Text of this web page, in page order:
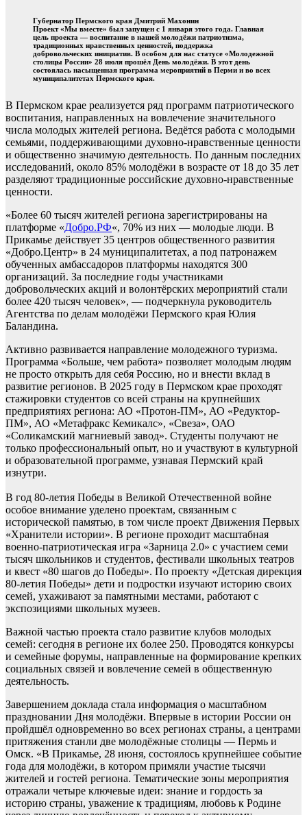
Губернатор Пермского края Дмитрий Махонин
Проект «Мы вместе» был запущен с 1 января этого года. Главная
цель проекта — воспитание в нашей молодёжи патриотизма,
традиционных нравственных ценностей, поддержка
добровольческих инициатив. В особом для нас статусе «Молодежной
столицы России» 28 июля прошёл День молодёжи. В этот день
состоялась насыщенная программа мероприятий в Перми и во всех
муниципалитетах Пермского края.
В Пермском крае реализуется ряд программ патриотического
воспитания, направленных на вовлечение значительного
числа молодых жителей региона. Ведётся работа с молодыми
семьями, поддерживающими духовно-нравственные ценности
и общественно значимую деятельность. По данным последних
исследований, около 85% молодёжи в возрасте от 18 до 35 лет
разделяют традиционные российские духовно-нравственные
ценности.
«Более 60 тысяч жителей региона зарегистрированы на
платформе «Добро.РФ«, 70% из них — молодые люди. В
Прикамье действует 35 центров общественного развития
«Добро.Центр» в 24 муниципалитетах, а под патронажем
обученных амбассадоров платформы находятся 300
организаций. За последние годы участниками
добровольческих акций и волонтёрских мероприятий стали
более 420 тысяч человек», — подчеркнула руководитель
Агентства по делам молодёжи Пермского края Юлия
Баландина.
Активно развивается направление молодежного туризма.
Программа «Больше, чем работа» позволяет молодым людям
не просто открыть для себя Россию, но и внести вклад в
развитие регионов. В 2025 году в Пермском крае проходят
стажировки студентов со всей страны на крупнейших
предприятиях региона: АО «Протон-ПМ», АО «Редуктор-
ПМ», АО «Метафракс Кемикалс», «Свеза», ОАО
«Соликамский магниевый завод». Студенты получают не
только профессиональный опыт, но и участвуют в культурной
и образовательной программе, узнавая Пермский край
изнутри.
В год 80-летия Победы в Великой Отечественной войне
особое внимание уделено проектам, связанным с
исторической памятью, в том числе проект Движения Первых
«Хранители истории». В регионе проходит масштабная
военно-патриотическая игра «Зарница 2.0» с участием семи
тысяч школьников и студентов, фестивали школьных театров
и квест «80 шагов до Победы». По проекту «Детская дирекция
80-летия Победы» дети и подростки изучают историю своих
семей, ухаживают за памятными местами, работают с
экспозициями школьных музеев.
Важной частью проекта стало развитие клубов молодых
семей: сегодня в регионе их более 250. Проводятся конкурсы
и семейные форумы, направленные на формирование крепких
социальных связей и вовлечение семей в общественную
деятельность.
Завершением доклада стала информация о масштабном
праздновании Дня молодёжи. Впервые в истории России он
пройдшёл одновременно во всех регионах страны, а центрами
притяжения станли две молодёжные столицы — Пермь и
Омск. «В Прикамье, 28 июня, состоялось крупнейшее событие
года для молодёжи, в котором примяли участие тысячи
жителей и гостей региона. Тематические зоны мероприятия
отражали четыре ключевые идеи: знание и гордость за
историю страны, уважение к традициям, любовь к Родине